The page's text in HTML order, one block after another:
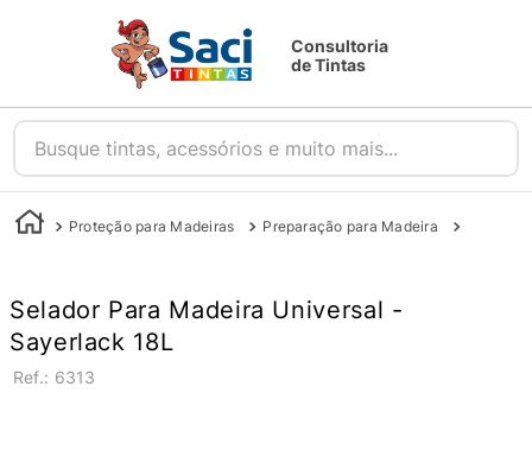
Consultoria
de Tintas
Busque tintas, acessórios e muito mais...
Proteção para Madeiras Preparação para Madeira
Selador Para Madeira Universal -
Sayerlack 18L
: 6313